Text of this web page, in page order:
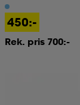
450:-
Rek. pris 700:-